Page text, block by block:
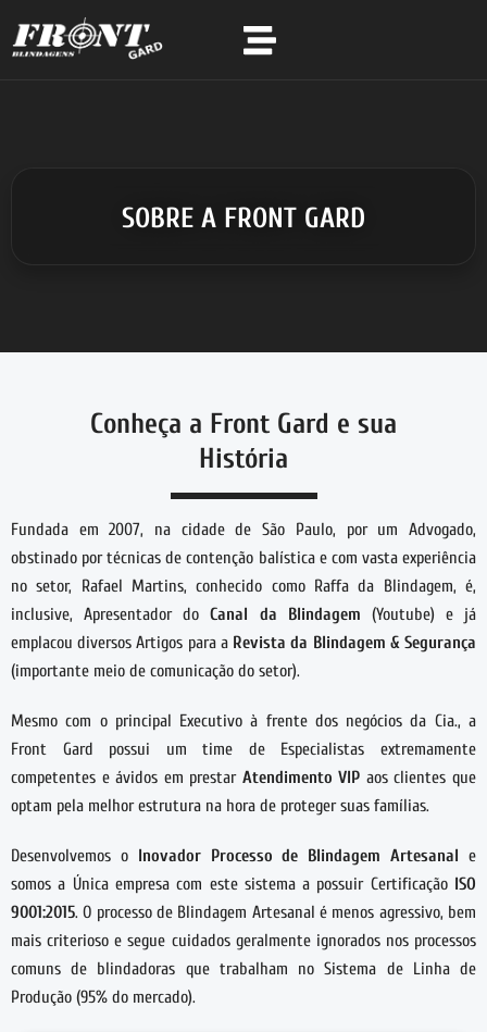
SOBRE A FRONT GARD
Conheça a Front Gard e sua
História
Fundada em 2007, na cidade de São Paulo, por um Advogado,
obstinado por técnicas de contenção balística e com vasta experiência
no setor, Rafael Martins, conhecido como Raffa da Blindagem, é,
inclusive, Apresentador doCanal da Blindagem (Youtube) e já
emplacou diversos Artigos para a Revista da Blindagem & Segurança
(importante meio de comunicação do setor).
Mesmo com o principal Executivo à frente dos negócios da Cia., a
Front Gard possui um time de Especialistas extremamente
competentes e ávidos em prestar Atendimento VIP aos clientes que
optam pela melhor estrutura na hora de proteger suas famílias.
Desenvolvemos o Inovador Processo de Blindagem Artesanal e
somos a Única empresa com este sistema a possuir Certificação ISO
9001:2015. O processo de Blindagem Artesanal é menos agressivo, bem
mais criterioso e segue cuidados geralmente ignorados nos processos
comuns de blindadoras que trabalham no Sistema de Linha de
Produção (95% do mercado).